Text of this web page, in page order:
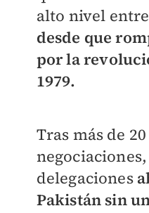
alto nivel
desde que
por la
1979.
Tras más de
delegaciones
Pakistán sin